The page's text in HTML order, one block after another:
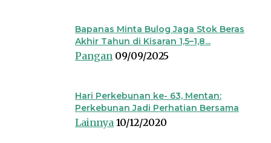
Bapanas Minta Bulog Jaga Stok Beras
Akhir Tahun di Kisaran 1,5–1,8...
Pangan 09/09/2025
Hari Perkebunan ke- 63, Mentan:
Perkebunan Jadi Perhatian Bersama
Lainnya 10/12/2020